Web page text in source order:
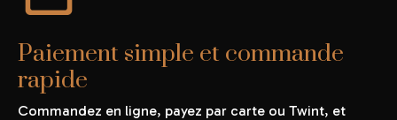
Paiement simple et commande
rapide
Commandez en ligne, payez par carte ou Twint, et